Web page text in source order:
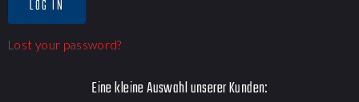
LOG IN
Lost your password?
Eine kleine Auswahl unserer Kunden: